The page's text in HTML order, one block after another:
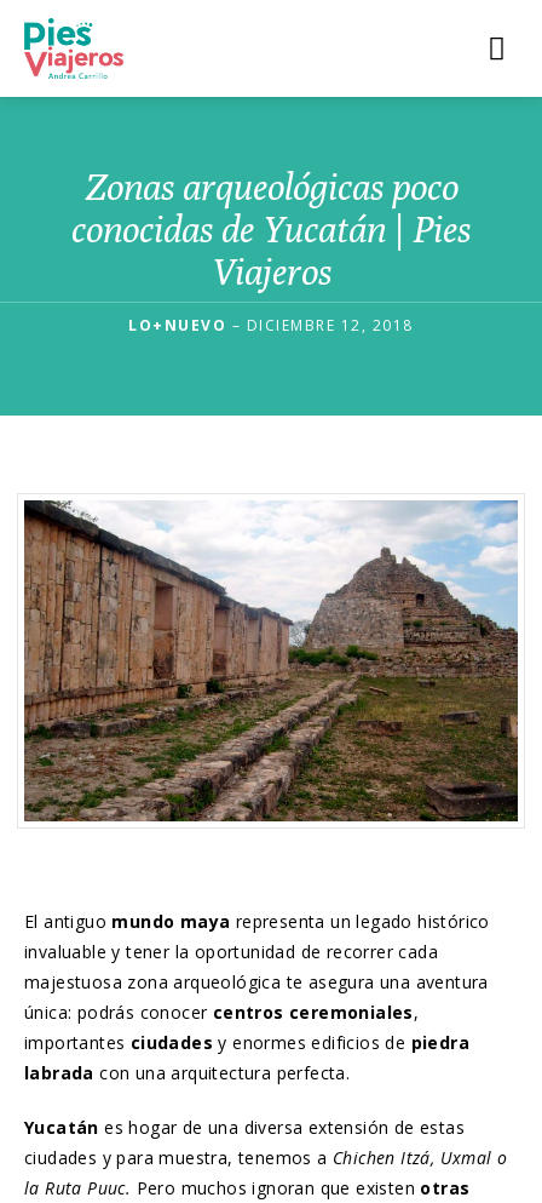
Zonas arqueológicas poco
conocidas de Yucatán | Pies
Viajeros
LO+NUEVO – DICIEMBRE 12, 2018
El antiguo mundo maya representa un legado histórico
invaluable y tener la oportunidad de recorrer cada
majestuosa zona arqueológica te asegura una aventura
única: podrás conocer centros ceremoniales,
importantes ciudades y enormes edificios de piedra
labrada con una arquitectura perfecta.
Yucatán es hogar de una diversa extensión de estas
ciudades y para muestra, tenemos a Chichen Itzá, Uxmal o
la Ruta Puuc. Pero muchos ignoran que existen otras